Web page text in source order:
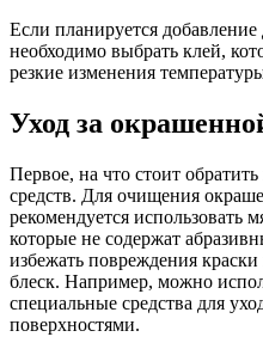
Если планируется
необходимо выбрать клей,
резкие изменения
Уход за
Первое, на что стоит
средств. Для очищения
рекомендуется использовать
которые не содержат
избежать повреждения
блеск. Например, можно
специальные средства для
поверхностями.